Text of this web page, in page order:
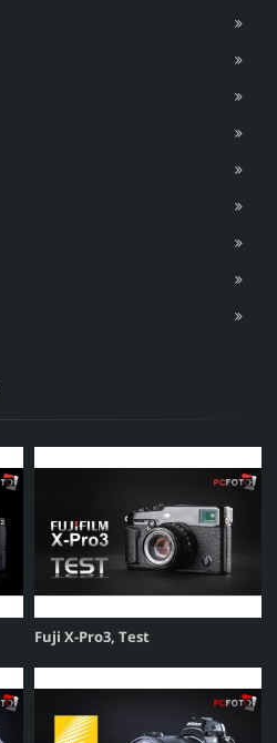
Fuji X-Pro3, Test